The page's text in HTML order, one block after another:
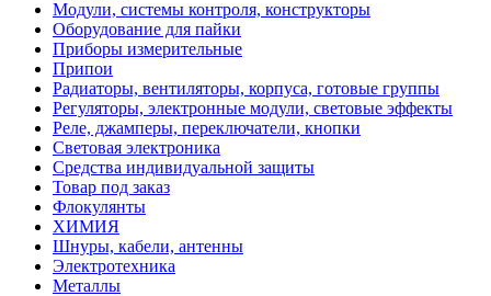
Модули, системы контроля, конструкторы
Оборудование для пайки
Приборы измерительные
Припои
Радиаторы, вентиляторы, корпуса, готовые группы
Регуляторы, электронные модули, световые эффекты
Реле, джамперы, переключатели, кнопки
Световая электроника
Средства индивидуальной защиты
Товар под заказ
Флокулянты
ХИМИЯ
Шнуры, кабели, антенны
Электротехника
Металлы